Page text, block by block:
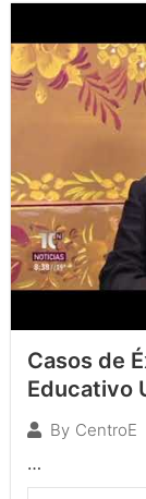
Casos de
Educativo
By CentroE
…